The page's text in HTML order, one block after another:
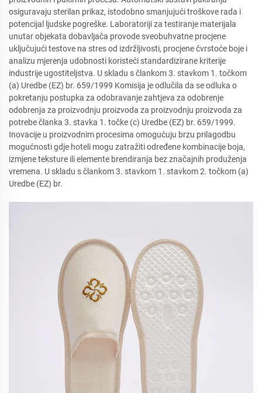
osiguravaju sterilan prikaz, istodobno smanjujući troškove rada i
potencijal ljudske pogreške. Laboratoriji za testiranje materijala
unutar objekata dobavljača provode sveobuhvatne procjene
uključujući testove na stres od izdržljivosti, procjene čvrstoće boje i
analizu mjerenja udobnosti koristeći standardizirane kriterije
industrije ugostiteljstva. U skladu s člankom 3. stavkom 1. točkom
(a) Uredbe (EZ) br. 659/1999 Komisija je odlučila da se odluka o
pokretanju postupka za odobravanje zahtjeva za odobrenje
odobrenja za proizvodnju proizvoda za proizvodnju proizvoda za
potrebe članka 3. stavka 1. točke (c) Uredbe (EZ) br. 659/1999.
Inovacije u proizvodnim procesima omogućuju brzu prilagodbu
mogućnosti gdje hoteli mogu zatražiti određene kombinacije boja,
izmjene teksture ili elemente brendiranja bez značajnih produženja
vremena. U skladu s člankom 3. stavkom 1. stavkom 2. točkom (a)
Uredbe (EZ) br.